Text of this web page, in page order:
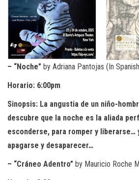
– “Noche” by Adriana Pantojas (In
Horario: 6:00pm
Sinopsis: La angustia de un niño-
descubre que la noche es la aliada
esconderse, para romper y liberarse…
apagarse y desaparecer…
– “Cráneo Adentro” by Mauricio Roche